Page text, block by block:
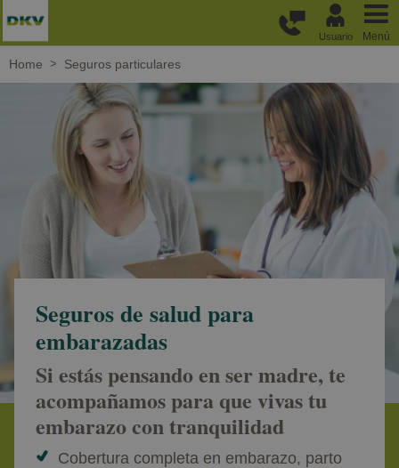
Usuario Menú
Home Seguros particulares
Seguros de salud para
embarazadas
Si estás pensando en ser madre, te
acompañamos para que vivas tu
embarazo con tranquilidad
Cobertura completa en embarazo, parto